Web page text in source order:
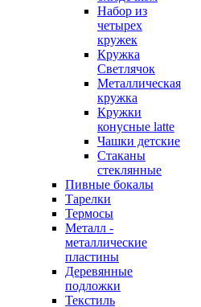
Набор из
четырех
кружек
Кружка
Светлячок
Металлическая
кружка
Кружки
конусные latte
Чашки детские
Стаканы
стеклянные
Пивные бокалы
Тарелки
Термосы
Металл -
металлические
пластины
Деревянные
подложки
Текстиль